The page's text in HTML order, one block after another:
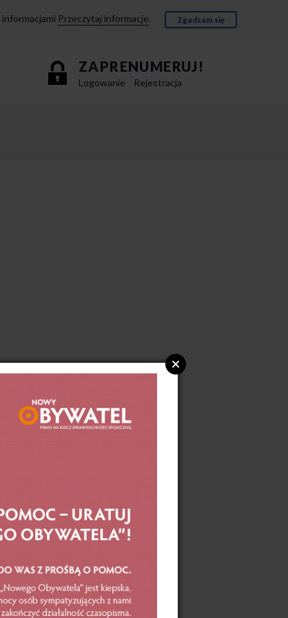
Przeczytaj informacje. Zgadzam się
ZAPRENUMERUJ!
Logowanie Rejestracja